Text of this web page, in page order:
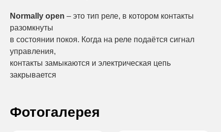
Normally open – это тип реле, в котором контакты
разомкнуты
в состоянии покоя. Когда на реле подаётся сигнал
управления,
контакты замыкаются и электрическая цепь
закрывается
Фотогалерея